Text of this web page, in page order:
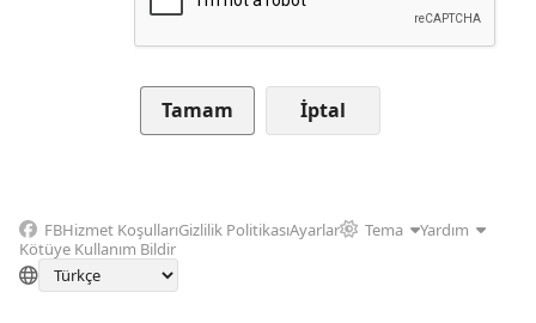
İptal
FBHizmet KoşullarıGizlilik PolitikasıAyarlar Tema
Yardım
Kötüye Kullanım Bildir